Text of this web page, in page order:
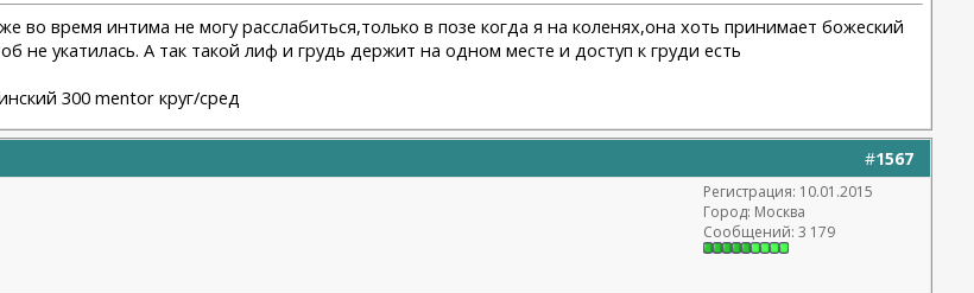
во время интима не могу расслабиться,только в позе когда я на коленях,она хоть принимает божеский
не укатилась. А так такой лиф и грудь держит на одном месте и доступ к груди есть
300 mentor круг/сред
#1567
Регистрация: 10.01.2015
Город: Москва
Сообщений: 3 179